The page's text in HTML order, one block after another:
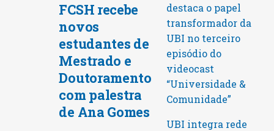
FCSH recebe
novos
estudantes de
Mestrado e
Doutoramento
com palestra
de Ana Gomes
destaca o papel
transformador da
UBI no terceiro
episódio do
videocast
“Universidade &
Comunidade”
UBI integra rede